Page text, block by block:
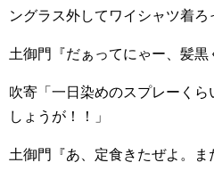
ングラス外してワイシャツ着ろ
土御門『だぁってにゃー、髪黒
吹寄「一日染めのスプレーく
しょうが！！」
土御門『あ、定食きたぜよ。ま